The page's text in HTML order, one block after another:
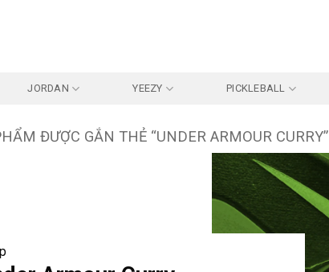
JORDAN YEEZY PICKLEBALL
ĐƯỢC GẮN THẺ “UNDER ARMOUR CURRY”